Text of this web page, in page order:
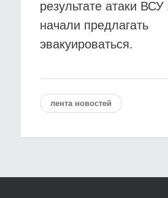
результате атаки
начали предлагать
эвакуироваться.
лента новостей